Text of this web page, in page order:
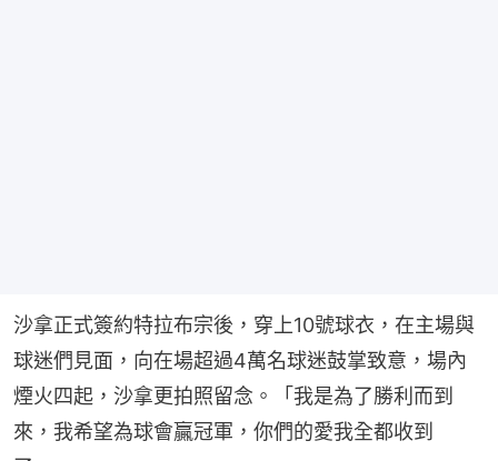
沙拿正式簽約特拉布宗後，穿上10號球衣，在主場與
球迷們見面，向在場超過4萬名球迷鼓掌致意，場內
煙火四起，沙拿更拍照留念。「我是為了勝利而到
來，我希望為球會贏冠軍，你們的愛我全都收到